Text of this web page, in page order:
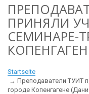
ПРИНЯЛИ
СЕМИНАРЕ-
Startseite
Преподаватели ТУИТ
городе Копенгагене